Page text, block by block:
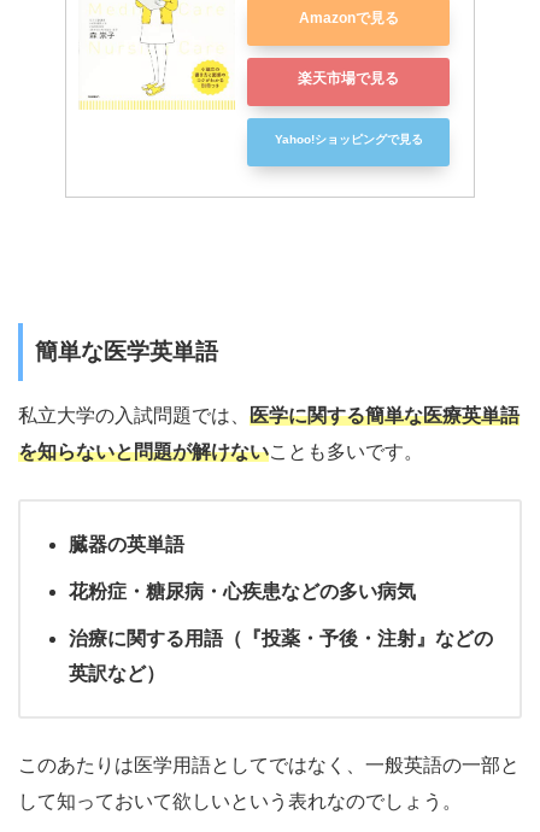
Amazonで見る
楽天市場で見る
Yahoo!ショッピングで見る
簡単な医学英単語
私立大学の入試問題では、 医学に関する簡単な医療英単語
を知らないと問題が解けないことも多いです。
臓器の英単語
花粉症・糖尿病・心疾患などの多い病気
治療に関する用語（『投薬・予後・注射』などの
英訳など）
このあたりは医学用語としてではなく、一般英語の一部と
して知っておいて欲しいという表れなのでしょう。